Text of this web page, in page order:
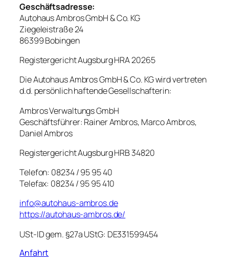
Geschäftsadresse:
Autohaus Ambros GmbH & Co. KG
Ziegeleistraße 24
86399 Bobingen
Registergericht Augsburg HRA 20265
Die Autohaus Ambros GmbH & Co. KG wird vertreten
d.d. persönlich haftende Gesellschafterin:
Ambros Verwaltungs GmbH
Geschäftsführer: Rainer Ambros, Marco Ambros,
Daniel Ambros
Registergericht Augsburg HRB 34820
Telefon: 08234 / 95 95 40
Telefax: 08234 / 95 95 410
info@autohaus-ambros.de
https://autohaus-ambros.de/
USt-ID gem. §27a UStG: DE331599454
Anfahrt